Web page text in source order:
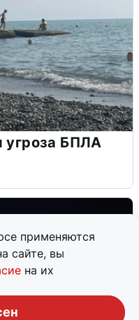
применяются
сайте, вы
на их
угроза БПЛА